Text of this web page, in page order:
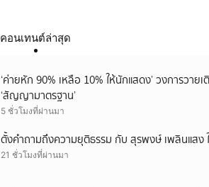
คอนเทนต์ล่าสุด
‘ค่ายหัก 90% เหลือ 10% ให้นักแสดง’ วงการวาย
‘สัญญามาตรฐาน’
5 ชั่วโมงที่ผ่านมา
ตั้งคำถามถึงความยุติธรรม กับ สุรพงษ์ เพลินแสง
21 ชั่วโมงที่ผ่านมา